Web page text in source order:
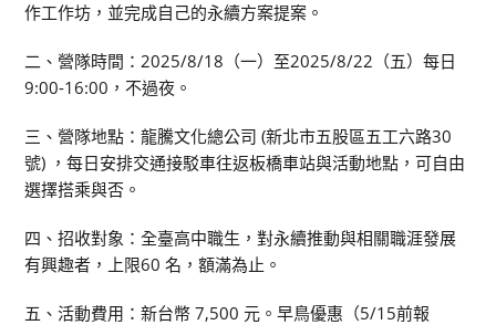
作工作坊，並完成自己的永續方案提案。
二、營隊時間：2025/8/18（一）至2025/8/22（五）每日
9:00-16:00，不過夜。
三、營隊地點：龍騰文化總公司 (新北市五股區五工六路30
號) ，每日安排交通接駁車往返板橋車站與活動地點，可自由
選擇搭乘與否。
四、招收對象：全臺高中職生，對永續推動與相關職涯發展
有興趣者，上限60 名，額滿為止。
五、活動費用：新台幣 7,500 元。早鳥優惠（5/15前報